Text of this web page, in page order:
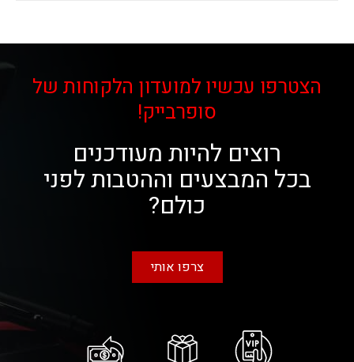
הצטרפו עכשיו למועדון הלקוחות של
סופרבייק!
רוצים להיות מעודכנים
בכל המבצעים וההטבות לפני
כולם?
צרפו אותי